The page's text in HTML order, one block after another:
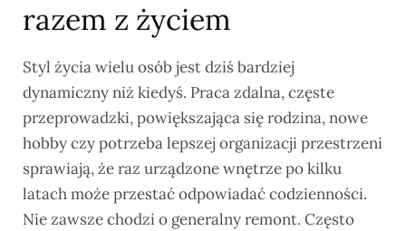
razem z życiem
Styl życia wielu osób jest dziś bardziej
dynamiczny niż kiedyś. Praca zdalna, częste
przeprowadzki, powiększająca się rodzina, nowe
hobby czy potrzeba lepszej organizacji przestrzeni
sprawiają, że raz urządzone wnętrze po kilku
latach może przestać odpowiadać codzienności.
Nie zawsze chodzi o generalny remont. Często